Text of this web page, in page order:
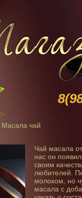
Масала чай
Чай масала
нас он
своим
любителей.
молоком, но
масала с